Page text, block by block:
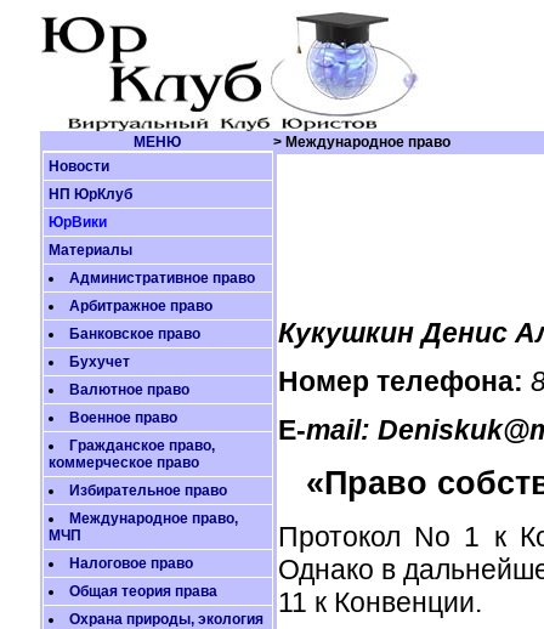
МЕНЮ
> Международное право
Новости
НП ЮрКлуб
ЮрВики
Материалы
Административное право
Арбитражное право
Банковское право
Бухучет
Валютное право
Военное право
Гражданское право,
коммерческое право
Избирательное право
Международное право,
МЧП
Налоговое право
Общая теория права
Охрана природы, экология
Кукушкин Денис
Номер телефона:
E-mail:
«Право
Протокол No 1 к
Однако в
11 к Конвенции.